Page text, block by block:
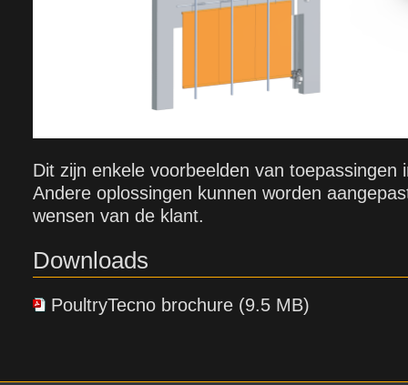
Dit zijn enkele voorbeelden van toepassingen
Andere oplossingen kunnen worden
wensen van de klant.
Downloads
PoultryTecno brochure (9.5 MB)